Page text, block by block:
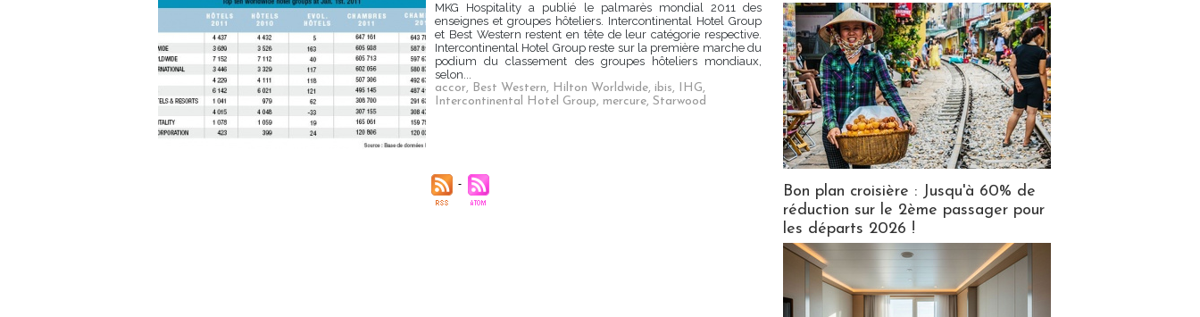
MKG Hospitality a publié le palmarès mondial 2011 des
enseignes et groupes hôteliers. Intercontinental Hotel Group
et Best Western restent en tête de leur catégorie respective.
Intercontinental Hotel Group reste sur la première marche du
podium du classement des groupes hôteliers mondiaux,
selon...
accor, Best Western, Hilton Worldwide, ibis, IHG,
Intercontinental Hotel Group, mercure, Starwood
Bon plan croisière : Jusqu'à 60% de
réduction sur le 2ème passager pour
les départs 2026 !